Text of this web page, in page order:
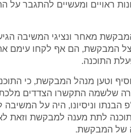
ראויים ומעשיים להתגבר על
מאחר ונציגי המשיבה
המבקשת, הם אף לקחו עימם
התוכנה.
וטען מנהל המבקשת, כי
שלשמה התקשרו הצדדים
הבנתו וניסיונו, היה על
לתת מענה למבקשת וזאת
של המבקשת.